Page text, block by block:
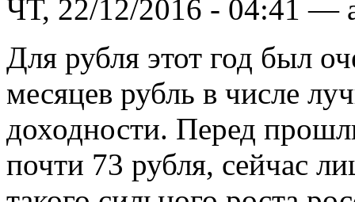
ЧТ, 22/12/2016 - 04:41 —
Для рубля этот год был
месяцев рубль в числе
доходности. Перед
почти 73 рубля, сейчас